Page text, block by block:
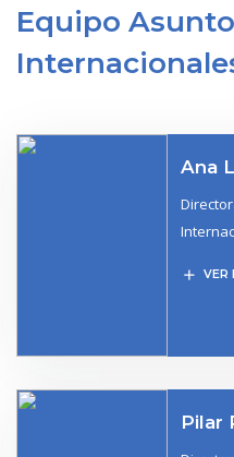
Equipo
Ana
add VER
Pilar